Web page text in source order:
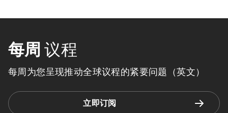
每周 议程
每周为您呈现推动全球议程的紧要问题（英文）
立即订阅